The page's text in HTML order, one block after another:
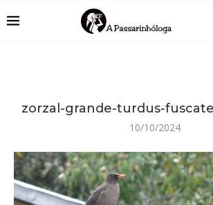
zorzal-grande-turdus-
10/10/2024